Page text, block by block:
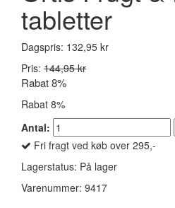
New Nordic Natural Magic Anti
209,95 kr.
tabletter
Dagspris: 132,95 kr
Pris: 144,95 kr
Rabat 8%
Rabat 8%
Antal:
Fri fragt ved køb over 295,-
Lagerstatus: På lager
Varenummer: 9417